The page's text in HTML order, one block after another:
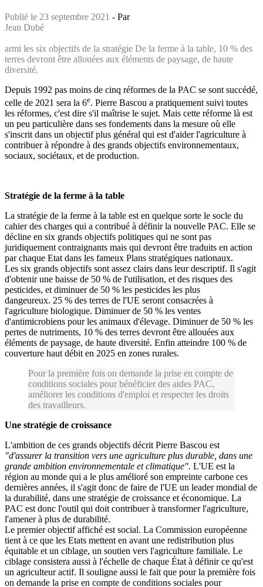
Publié le 23 septembre 2021 - Par
Jean Dubé
armi les six objectifs de la stratégie De la ferme à la table, 10 % des
terres devront être allouées aux éléments de paysage, de haute
diversité.
Depuis 1992 pas moins de cinq réformes de la PAC se sont succédé,
celle de 2021 sera la 6e. Pierre Bascou a pratiquement suivi toutes
les réformes, c'est dire s'il maîtrise le sujet. Mais cette réforme là est
un peu particulière dans ses fondements dans la mesure où elle
s'inscrit dans un objectif plus général qui est d'aider l'agriculture à
contribuer à répondre à des grands objectifs environnementaux,
sociaux, sociétaux, et de production.
Stratégie de la ferme à la table
La stratégie de la ferme à la table est en quelque sorte le socle du
cahier des charges qui a contribué à définir la nouvelle PAC. Elle se
décline en six grands objectifs politiques qui ne sont pas
juridiquement contraignants mais qui devront être traduits en action
par chaque Etat dans les fameux Plans stratégiques nationaux.
Les six grands objectifs sont assez clairs dans leur descriptif. Il s'agit
d'obtenir une baisse de 50 % de l'utilisation, et des risques des
pesticides, et diminuer de 50 % les pesticides les plus
dangeureux. 25 % des terres de l'UE seront consacrées à
l'agriculture biologique. Diminuer de 50 % les ventes
d'antimicrobiens pour les animaux d'élevage. Diminuer de 50 % les
pertes de nutriments, 10 % des terres devront être allouées aux
éléments de paysage, de haute diversité. Enfin atteindre 100 % de
couverture haut débit en 2025 en zones rurales.
Pour la première fois on demande la prise en compte de
conditions sociales pour bénéficier des aides PAC,
améliorer les conditions d'emploi et respecter les droits
des travailleurs.
Une stratégie de croissance
L'ambition de ces grands objectifs décrit Pierre Bascou est
"d'assurer la transition vers une agriculture plus durable, dans une
grande ambition environnementale et climatique". L'UE est la
région au monde qui a le plus amélioré son empreinte carbone ces
dernières années, il s'agit donc de faire de l'UE un leader mondial de
la durabilité, dans une stratégie de croissance et économique. La
PAC est donc l'outil qui doit contribuer à transformer l'agriculture,
l'amener à plus de durabilité.
Le premier objectif affiché est social. La Commission européenne
tient à ce que les Etats mettent en avant une redistribution plus
équitable et un ciblage, un soutien vers l'agriculture familiale. Le
ciblage consistera aussi à l'échelle de chaque État à définir ce qu'est
un agriculteur actif. Il souligne aussi le fait que pour la première fois
on demande la prise en compte de conditions sociales pour